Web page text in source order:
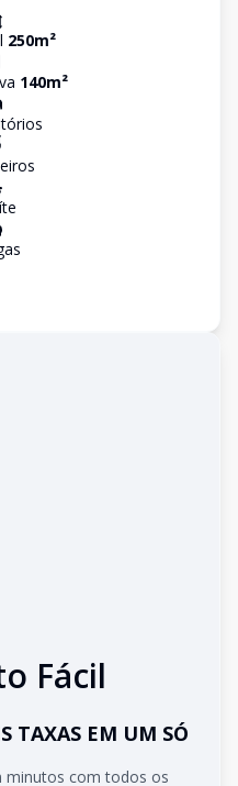
250m²
140m²
s
s
s
Fácil
TAXAS EM UM SÓ
minutos com todos os